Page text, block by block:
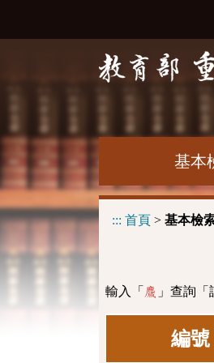
基本
::: 首頁 > 基本檢
輸入「 麙 」查詢
編號